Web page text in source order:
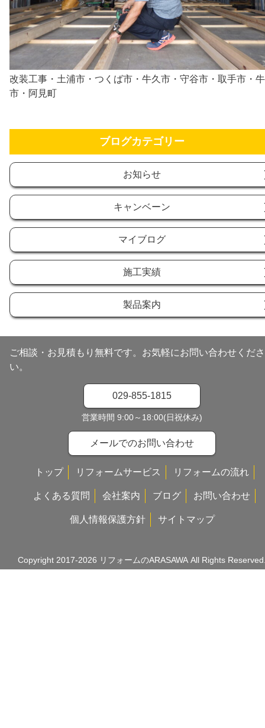
改装工事・土浦市・つくば市・牛久市・守谷市・取手市・
市・阿見町
ブログカテゴリー
お知らせ
キャンベーン
マイブログ
施工実績
製品案内
ご相談・お見積もり無料です。お気軽にお問い合わせくださ
い。
029-855-1815
営業時間 9:00～18:00(日祝休み)
メールでのお問い合わせ
トップ リフォームサービス リフォームの流れ
よくある質問 会社案内 ブログ お問い合わせ
個人情報保護方針 サイトマップ
Copyright 2017-2026 リフォームのARASAWA All Rights